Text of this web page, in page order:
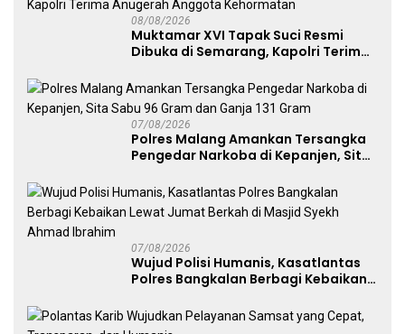
08/08/2026
Muktamar XVI Tapak Suci Resmi
Dibuka di Semarang, Kapolri Terima
07/08/2026
Polres Malang Amankan Tersangka
Pengedar Narkoba di Kepanjen, Sita
07/08/2026
Wujud Polisi Humanis, Kasatlantas
Polres Bangkalan Berbagi Kebaikan
Ahmad Ibrahim